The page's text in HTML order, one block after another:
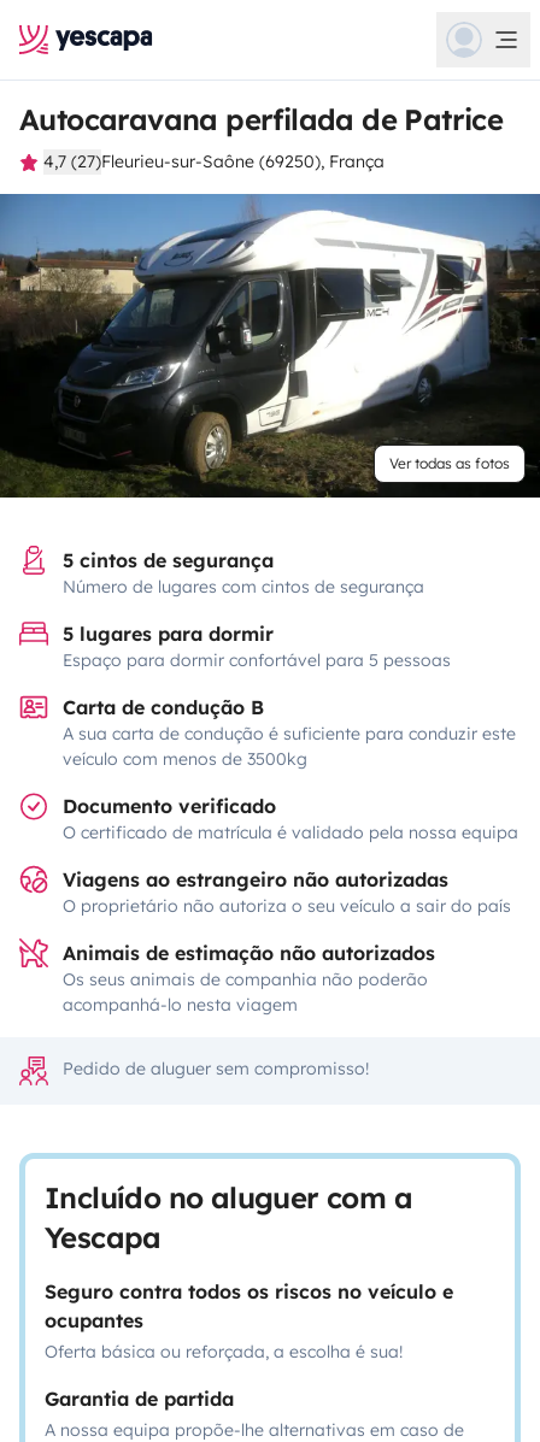
Autocaravana perfilada de Patrice
4,7 (27)Fleurieu-sur-Saône (69250), França
Ver todas as fotos
5 cintos de segurança
Número de lugares com cintos de segurança
5 lugares para dormir
Espaço para dormir confortável para 5 pessoas
Carta de condução B
A sua carta de condução é suficiente para conduzir este
veículo com menos de 3500kg
Documento verificado
O certificado de matrícula é validado pela nossa equipa
Viagens ao estrangeiro não autorizadas
O proprietário não autoriza o seu veículo a sair do país
Animais de estimação não autorizados
Os seus animais de companhia não poderão
acompanhá-lo nesta viagem
Pedido de aluguer sem compromisso!
Incluído no aluguer com a
Yescapa
Seguro contra todos os riscos no veículo e
ocupantes
Oferta básica ou reforçada, a escolha é sua!
Garantia de partida
A nossa equipa propõe-lhe alternativas em caso de